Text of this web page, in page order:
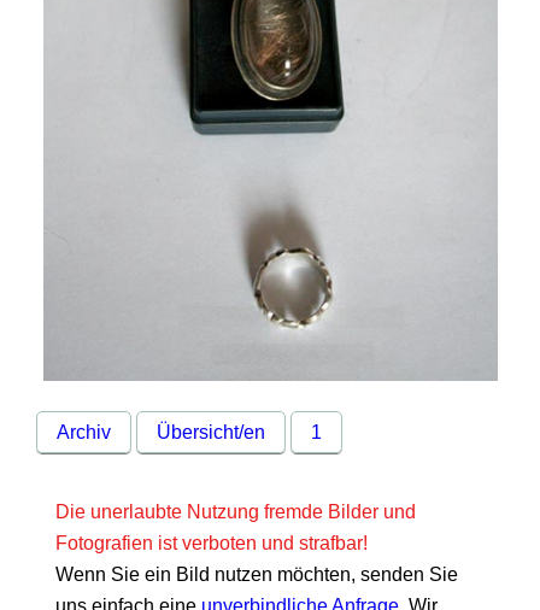
Archiv Übersicht/en 1
Die unerlaubte Nutzung fremde Bilder und
Fotografien ist verboten und strafbar!
Wenn Sie ein Bild nutzen möchten, senden Sie